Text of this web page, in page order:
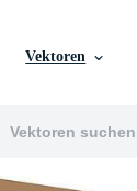
Vektoren